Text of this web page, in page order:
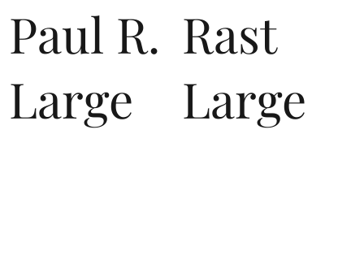
Paul R.
Large
Rast
Large